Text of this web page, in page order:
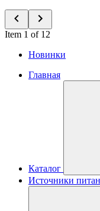
Item 1 of 12
Новинки
Главная
Каталог
Источники